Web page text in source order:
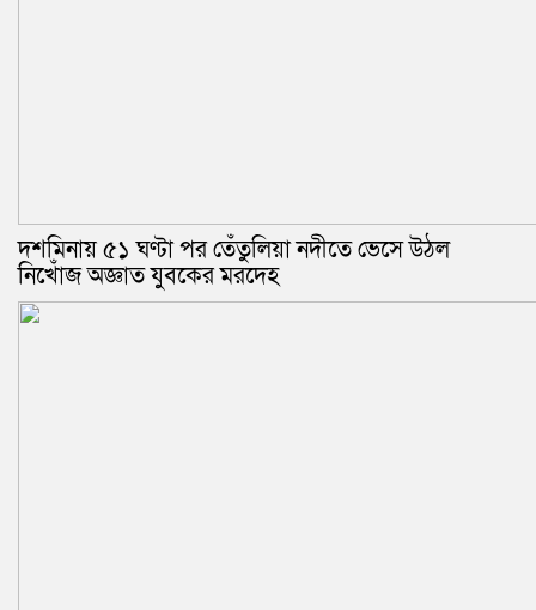
দশমিনায় ৫১ ঘণ্টা পর তেঁতুলিয়া নদীতে ভেসে উঠল
নিখোঁজ অজ্ঞাত যুবকের মরদেহ